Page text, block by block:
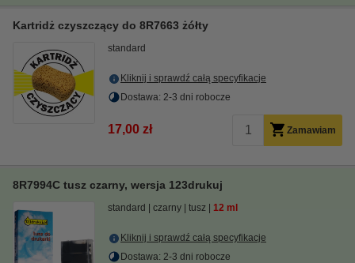
Kartridż czyszczący do 8R7663 żółty
standard
Kliknij i sprawdź całą specyfikacje
Dostawa: 2-3 dni robocze
17,00 zł Zamawiam
8R7994C tusz czarny, wersja 123drukuj
standard czarny tusz 12 ml
Kliknij i sprawdź całą specyfikacje
Dostawa: 2-3 dni robocze